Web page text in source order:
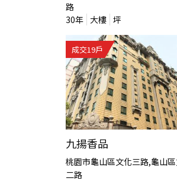
路
30年 大樓 坪
成交19戶
九揚香品
桃園市龜山區文化三路,龜山
二路